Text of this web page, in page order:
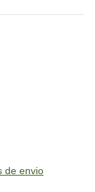
de envio